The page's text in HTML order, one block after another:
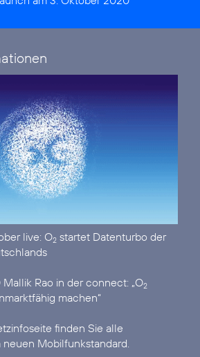
live: O2 startet Datenturbo der
Rao in der connect: „O2
machen“
finden Sie alle
Mobilfunkstandard.